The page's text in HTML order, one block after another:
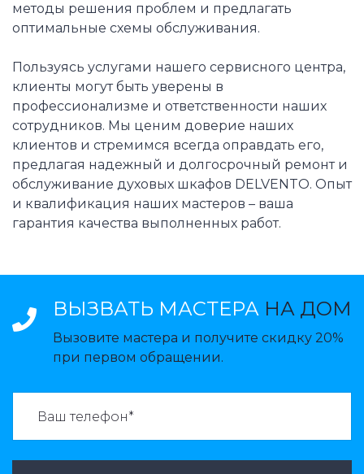
методы решения проблем и предлагать
оптимальные схемы обслуживания.
Пользуясь услугами нашего сервисного центра,
клиенты могут быть уверены в
профессионализме и ответственности наших
сотрудников. Мы ценим доверие наших
клиентов и стремимся всегда оправдать его,
предлагая надежный и долгосрочный ремонт и
обслуживание духовых шкафов DELVENTO. Опыт
и квалификация наших мастеров – ваша
гарантия качества выполненных работ.
ВЫЗВАТЬ МАСТЕРА НА ДОМ
Вызовите мастера и получите скидку 20%
при первом обращении.